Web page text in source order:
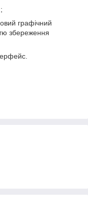
графічний
збереження